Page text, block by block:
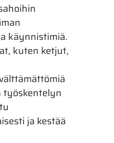
käynnistimiä.
kuten ketjut,
työskentelyn
ja kestää